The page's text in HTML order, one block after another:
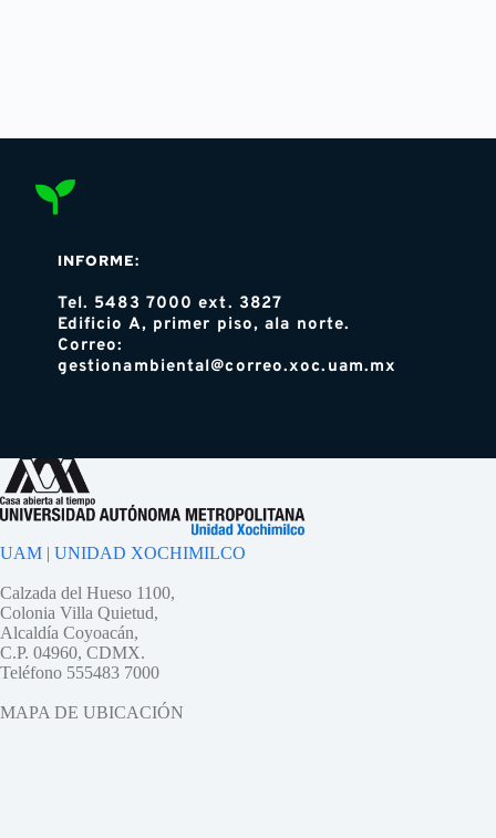
INFORME:
Tel. 5483 7000 ext. 3827
Edificio A, primer piso, ala norte.
Correo:
gestionambiental@correo.xoc.uam.mx
UAM | UNIDAD XOCHIMILCO
Calzada del Hueso 1100,
Colonia Villa Quietud,
Alcaldía Coyoacán,
C.P. 04960, CDMX.
Teléfono 555483 7000
MAPA DE UBICACIÓN